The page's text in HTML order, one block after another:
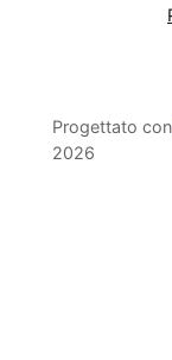
Progettato con
2026